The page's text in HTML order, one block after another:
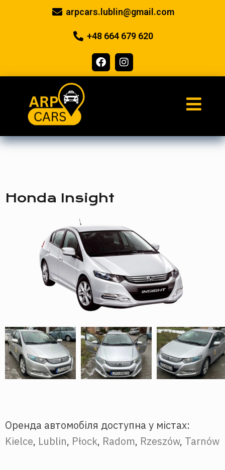
arpcars.lublin@gmail.com
+48 664 679 620
Honda Insight
Оренда автомобіля доступна у містах:
Kielce, Lublin, Płock, Radom, Rzeszów, Tarnów